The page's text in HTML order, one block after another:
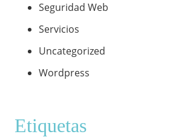
Seguridad Web
Servicios
Uncategorized
Wordpress
Etiquetas